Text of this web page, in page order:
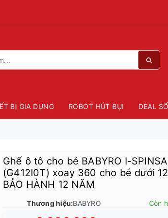
BỊ GIA DỤNG ROBOT HÚT BỤI DEAL
cho bé dưới 12 tuổi - BẢO HÀNH 12 NĂM
Ghế ô tô cho bé BABYRO I-
(G412I0T) xoay 360 cho bé dưới
BẢO HÀNH 12 NĂM
Thương hiệu:BABYRO Còn